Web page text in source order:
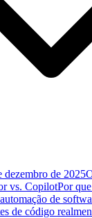
de 2025
vs. CopilotPor
de
de código